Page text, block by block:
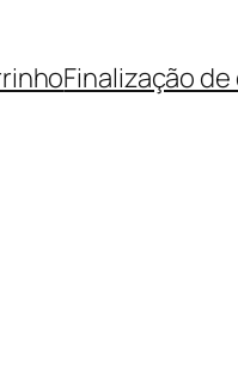
Finalização